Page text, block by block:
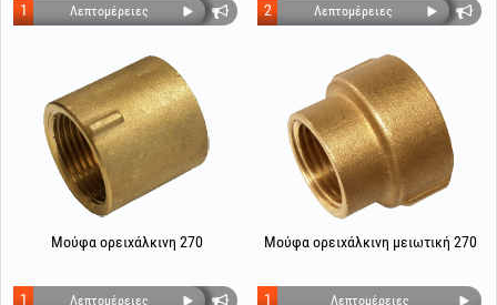
Λεπτομέρειες
1 Λεπτομέρειες
2
Μούφα ορειχάλκινη 270
Λεπτομέρειες
1
Μούφα ορειχάλκινη μειωτική 270
Λεπτομέρειες
1